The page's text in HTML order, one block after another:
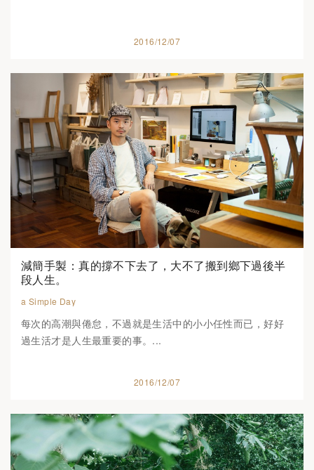
2016/12/07
減簡手製：真的撐不下去了，大不了搬到鄉下過後半
段人生。
a Simple Day
每次的高潮與倦怠，不過就是生活中的小小任性而已，好好
過生活才是人生最重要的事。...
2016/12/07